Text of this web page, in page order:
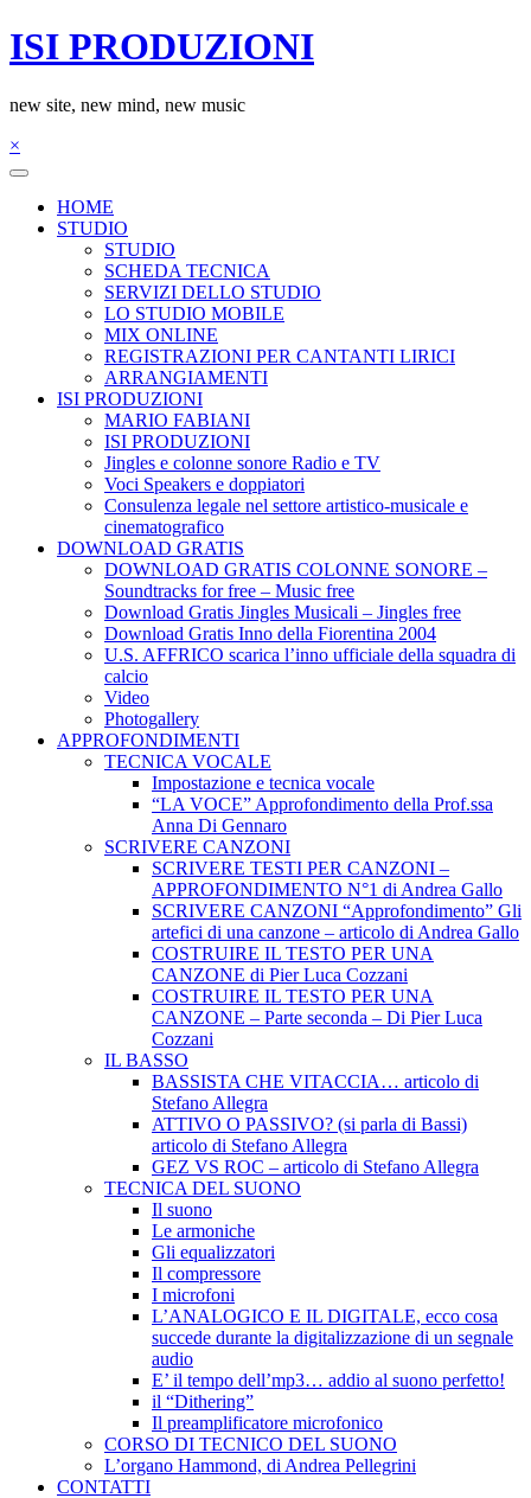
Salta
al
ISI PRODUZIONI
new site, new mind, new music
×
HOME
STUDIO
STUDIO
SCHEDA TECNICA
SERVIZI DELLO STUDIO
LO STUDIO MOBILE
MIX ONLINE
REGISTRAZIONI PER CANTANTI LIRICI
ARRANGIAMENTI
ISI PRODUZIONI
MARIO FABIANI
ISI PRODUZIONI
Jingles e colonne sonore Radio e TV
Voci Speakers e doppiatori
Consulenza legale nel settore artistico-musicale e
cinematografico
DOWNLOAD GRATIS
DOWNLOAD GRATIS COLONNE SONORE –
Soundtracks for free – Music free
Download Gratis Jingles Musicali – Jingles free
Download Gratis Inno della Fiorentina 2004
U.S. AFFRICO scarica l’inno ufficiale della squadra di
calcio
Video
Photogallery
APPROFONDIMENTI
TECNICA VOCALE
Impostazione e tecnica vocale
“LA VOCE” Approfondimento della Prof.ssa
Anna Di Gennaro
SCRIVERE CANZONI
SCRIVERE TESTI PER CANZONI –
APPROFONDIMENTO N°1 di Andrea Gallo
SCRIVERE CANZONI “Approfondimento” Gli
artefici di una canzone – articolo di Andrea Gallo
COSTRUIRE IL TESTO PER UNA
CANZONE di Pier Luca Cozzani
COSTRUIRE IL TESTO PER UNA
CANZONE – Parte seconda – Di Pier Luca
Cozzani
IL BASSO
BASSISTA CHE VITACCIA… articolo di
Stefano Allegra
ATTIVO O PASSIVO? (si parla di Bassi)
articolo di Stefano Allegra
GEZ VS ROC – articolo di Stefano Allegra
TECNICA DEL SUONO
Il suono
Le armoniche
Gli equalizzatori
Il compressore
I microfoni
L’ANALOGICO E IL DIGITALE, ecco cosa
succede durante la digitalizzazione di un segnale
audio
E’ il tempo dell’mp3… addio al suono perfetto!
il “Dithering”
Il preamplificatore microfonico
CORSO DI TECNICO DEL SUONO
L’organo Hammond, di Andrea Pellegrini
CONTATTI